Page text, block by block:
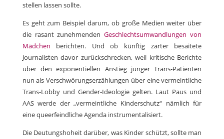
stellen lassen sollte.
Es geht zum Beispiel darum, ob große Medien weiter über
die rasant zunehmendenGeschlechtsumwandlungen von
Mädchen berichten. Und ob künftig zarter besaitete
Journalisten davor zurückschrecken, weil kritische Berichte
über den exponentiellen Anstieg junger Trans-Patienten
nun als Verschwörungserzählungen über eine vermeintliche
Trans-Lobby und Gender-Ideologie gelten. Laut Paus und
AAS werde der „vermeintliche Kinderschutz“ nämlich für
eine queerfeindliche Agenda instrumentalisiert.
Die Deutungshoheit darüber, was Kinder schützt, sollte man